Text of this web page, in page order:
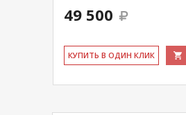
49 500
КУ­ПИТЬ В ОДИН КЛИК